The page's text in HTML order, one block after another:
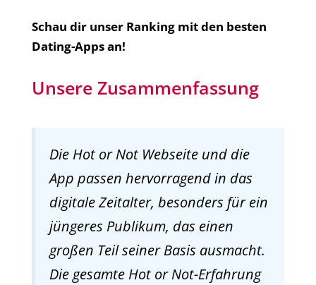
Schau dir unser Ranking mit den besten
Dating-Apps an!
Unsere Zusammenfassung
Die Hot or Not Webseite und die
App passen hervorragend in das
digitale Zeitalter, besonders für ein
jüngeres Publikum, das einen
großen Teil seiner Basis ausmacht.
Die gesamte Hot or Not-Erfahrung